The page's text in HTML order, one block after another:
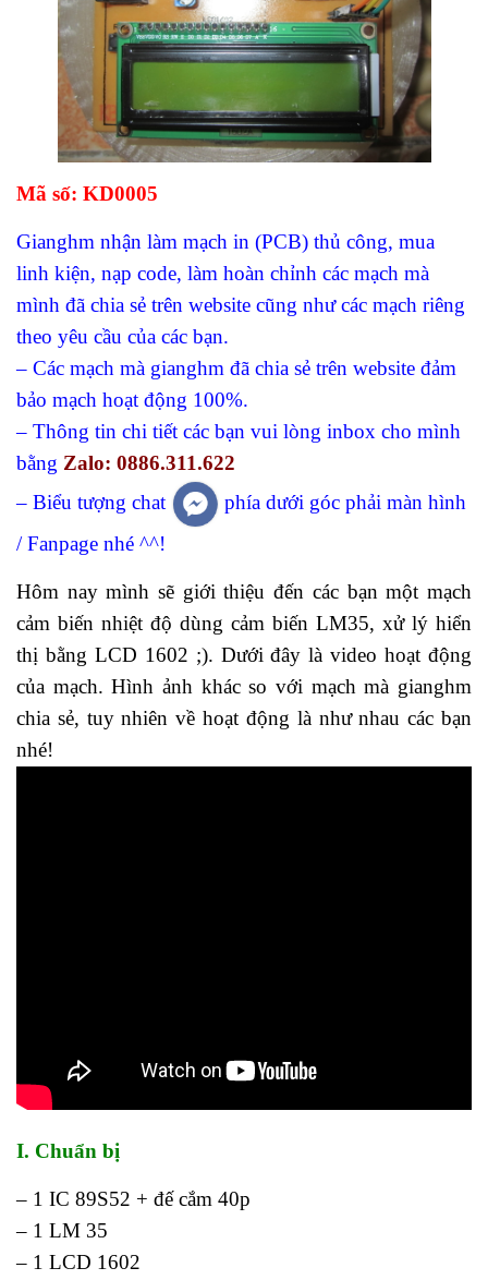
Mã số: KD0005
Gianghm nhận làm mạch in (PCB) thủ công, mua
linh kiện, nạp code, làm hoàn chỉnh các mạch mà
mình đã chia sẻ trên website cũng như các mạch riêng
theo yêu cầu của các bạn.
– Các mạch mà gianghm đã chia sẻ trên website đảm
bảo mạch hoạt động 100%.
– Thông tin chi tiết các bạn vui lòng inbox cho mình
bằng Zalo: 0886.311.622
– Biểu tượng chat
phía dưới góc phải màn hình
/ Fanpage nhé ^^!
Hôm nay mình sẽ giới thiệu đến các bạn một mạch
cảm biến nhiệt độ dùng cảm biến LM35, xử lý hiển
thị bằng LCD 1602 ;). Dưới đây là video hoạt động
của mạch. Hình ảnh khác so với mạch mà gianghm
chia sẻ, tuy nhiên về hoạt động là như nhau các bạn
nhé!
I. Chuẩn bị
– 1 IC 89S52 + đế cắm 40p
– 1 LM 35
– 1 LCD 1602